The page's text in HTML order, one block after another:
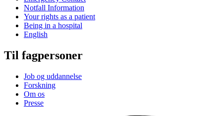
Notfall Information
Your rights as a patient
Being in a hospital
English
Til fagpersoner
Job og uddannelse
Forskning
Om os
Presse